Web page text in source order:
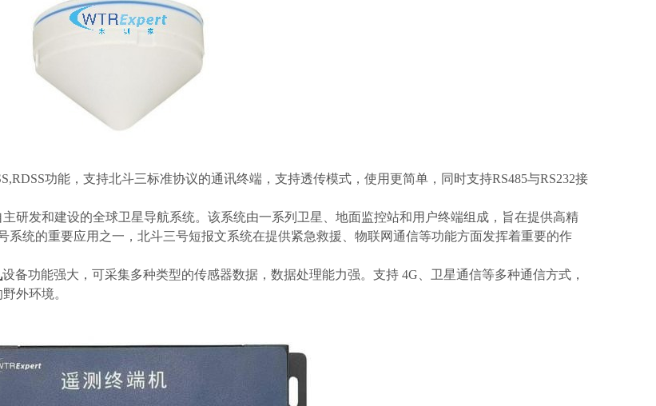
功能，支持北斗三标准协议的通讯终端，支持透传模式，使用更简单，同时支持RS485与RS232接
主研发和建设的全球卫星导航系统。该系统由一系列卫星、地面监控站和用户终端组成，旨在提供高精
统的重要应用之一，北斗三号短报文系统在提供紧急救援、物联网通信等功能方面发挥着重要的作
设备功能强大，可采集多种类型的传感器数据，数据处理能力强。支持 4G、卫星通信等多种通信方式，
外环境。